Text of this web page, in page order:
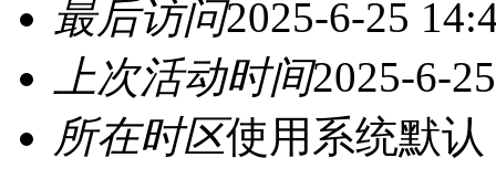
最后访问2025-6-25
上次活动时间2025-6-
所在时区使用系统默认